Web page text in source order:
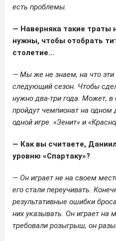
есть проблемы.
— Наверняка такие траты
нужны, чтобы отобрать
столетие…
— Мы же не знаем, на что
следующий сезон. Чтобы
нужно два-три года. Может,
пройдут чемпионат на одном
одной игре. «Зенит» и
— Как вы считаете,
уровню «Спартаку»?
— Он играет не на своем
его стали переучивать.
результативные ошибки
них указывать. Он играет на
требовали розыгрыш, он